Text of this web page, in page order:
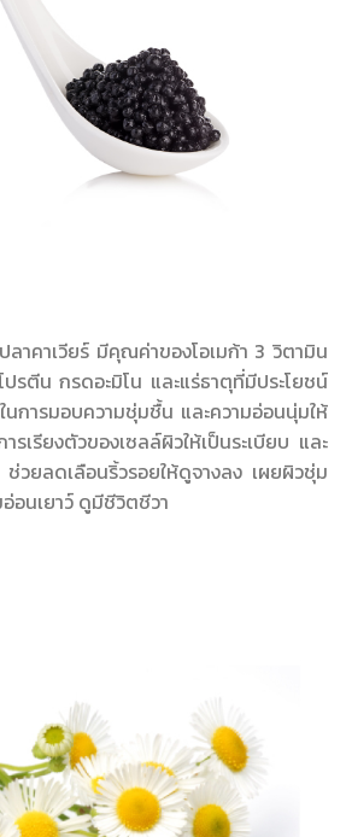
าคาเวียร์ มีคุณค่าของโอเมก้า 3 วิตามิน
รตีน กรดอะมิโน และแร่ธาตุที่มีประโยชน์
การมอบความชุ่มชื้น และความอ่อนนุ่มให้
เรียงตัวของเซลล์ผิวให้เป็นระเบียบ และ
วยลดเลือนริ้วรอยให้ดูจางลง เผยผิวชุ่ม
อนเยาว์ ดูมีชีวิตชีวา